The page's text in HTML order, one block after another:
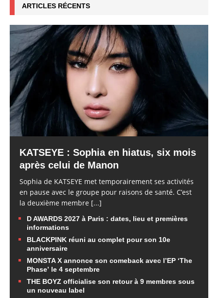
ARTICLES RÉCENTS
KATSEYE : Sophia en hiatus, six mois
après celui de Manon
Sophia de KATSEYE met temporairement ses activités
en pause avec le groupe pour raisons de santé. C’est
la deuxième membre [...]
D AWARDS 2027 à Paris : dates, lieu et premières
informations
BLACKPINK réuni au complet pour son 10e
anniversaire
MONSTA X annonce son comeback avec l’EP ‘The
Phase’ le 4 septembre
THE BOYZ officialise son retour à 9 membres sous
un nouveau label